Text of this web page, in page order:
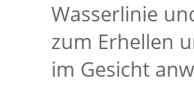
Wasserlinie
zum Erhellen
im Gesicht